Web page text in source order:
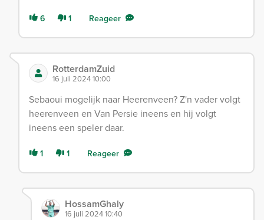
6 1 Reageer
RotterdamZuid
16 juli 2024 10:00
Sebaoui mogelijk naar Heerenveen? Z'n vader volgt
heerenveen en Van Persie ineens en hij volgt
ineens een speler daar.
1 1 Reageer
HossamGhaly
16 juli 2024 10:40